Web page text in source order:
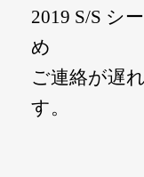
2019 S/S シ
め
ご連絡が遅
す。